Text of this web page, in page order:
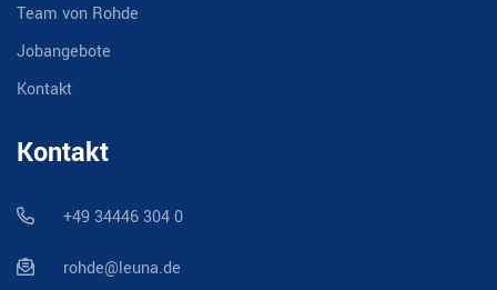
Team von Rohde
Jobangebote
Kontakt
Kontakt
+49 34446 304 0
rohde@leuna.de